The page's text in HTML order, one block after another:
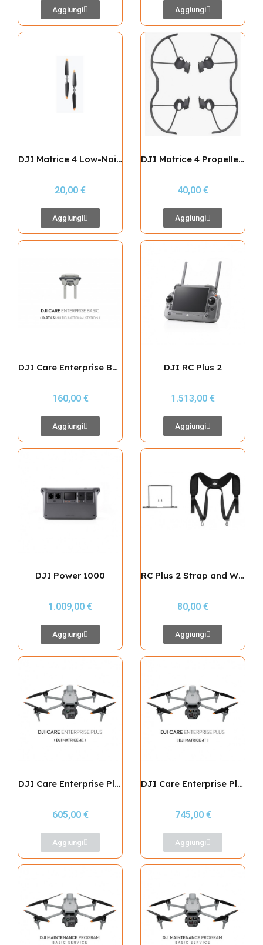
Aggiungi Aggiungi
DJI Matrice 4 Low-Noise Propellers
20,00 €
Aggiungi
DJI Matrice 4 Propeller Guard
40,00 €
Aggiungi
DJI Care Enterprise Basic rinnovata (D-RTK 3 Multifunctional Station)
160,00 €
Aggiungi
DJI RC Plus 2
1.513,00 €
Aggiungi
DJI Power 1000
1.009,00 €
Aggiungi
RC Plus 2 Strap and Waist Support Kit
80,00 €
Aggiungi
DJI Care Enterprise Plus (Matrice 4E)
605,00 €
Aggiungi
DJI Care Enterprise Plus (Matrice 4T)
745,00 €
Aggiungi